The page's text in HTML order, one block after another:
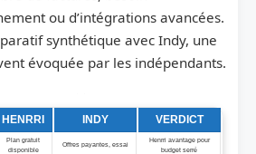
ou d’intégrations avancées.
synthétique avec Indy, une
évoquée par les indépendants.
HENRRI INDY VERDICT
Plan gratuit
disponible
Offres payantes, essai
Henrri avantage pour
budget serré